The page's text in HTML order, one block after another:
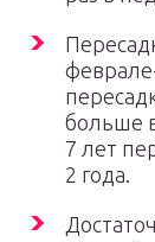
больше
7 лет
2 года.